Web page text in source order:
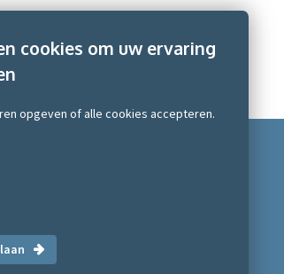
cookies om uw ervaring
opgeven of alle cookies accepteren.